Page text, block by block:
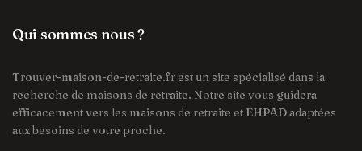
Qui sommes nous ?
Trouver-maison-de-retraite.fr est un site spécialisé dans la
recherche de maisons de retraite. Notre site vous guidera
efficacement vers les maisons de retraite et EHPAD adaptées
aux besoins de votre proche.